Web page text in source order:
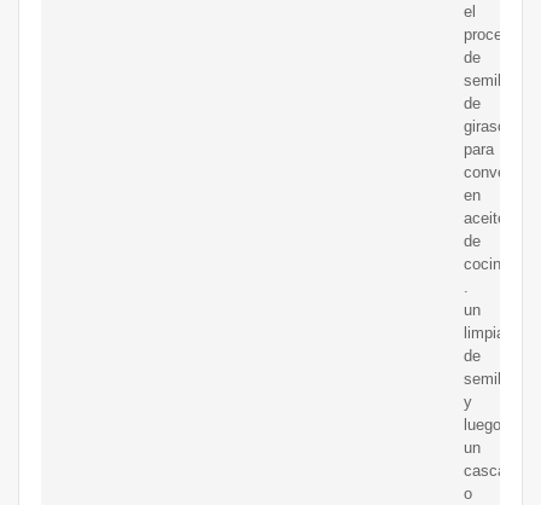
el
de
semillas
de
girasol
para
en
aceite
de
cocina.
un
limpiador
de
semillas
y
luego
un
o